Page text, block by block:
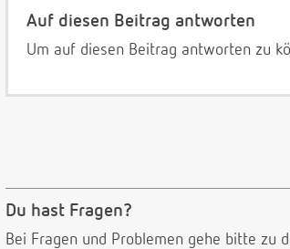
Auf diesen Beitrag antworten
Um auf diesen Beitrag antworten zu
Du hast Fragen?
Bei Fragen und Problemen gehe bitte zu